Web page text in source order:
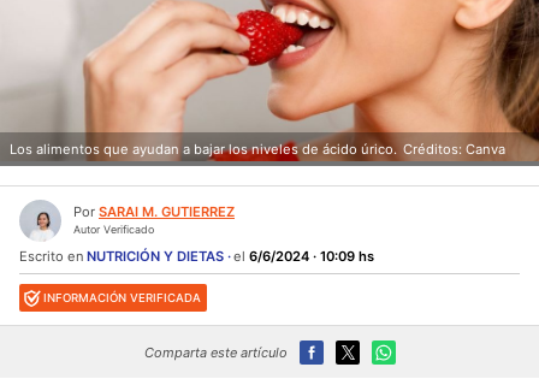
Los alimentos que ayudan a bajar los niveles de ácido úrico. Créditos: Canva
Por SARAI M. GUTIERREZ
Autor Verificado
Escrito en NUTRICIÓN Y DIETAS el 6/6/2024 · 10:09 hs
INFORMACIÓN VERIFICADA
Comparta este artículo